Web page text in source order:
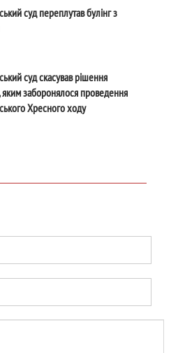
суд переплутав булінг з
суд скасував рішення
яким заборонялося проведення
Хресного ходу